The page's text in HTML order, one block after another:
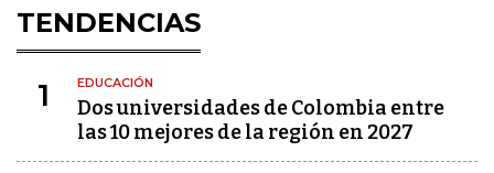
TENDENCIAS
1 EDUCACIÓN
Dos universidades de Colombia entre
las 10 mejores de la región en 2027